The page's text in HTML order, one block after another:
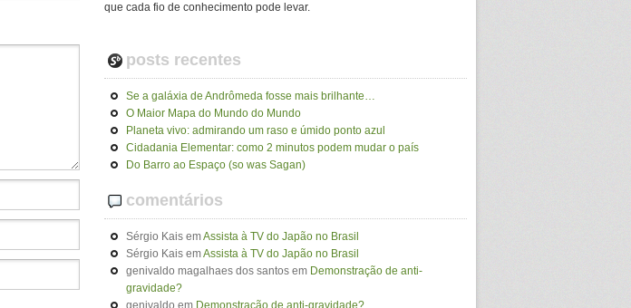
que cada fio de conhecimento pode levar.
posts recentes
Se a galáxia de Andrômeda fosse mais brilhante…
O Maior Mapa do Mundo do Mundo
Planeta vivo: admirando um raso e úmido ponto azul
Cidadania Elementar: como 2 minutos podem mudar o país
Do Barro ao Espaço (so was Sagan)
comentários
Sérgio Kais emAssista à TV do Japão no Brasil
Sérgio Kais emAssista à TV do Japão no Brasil
genivaldo magalhaes dos santos em Demonstração de anti-
gravidade?
genivaldo em Demonstração de anti-gravidade?